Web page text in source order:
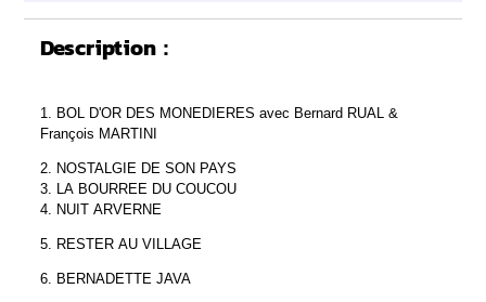
Description :
1. BOL D'OR DES MONEDIERES avec Bernard RUAL &
François MARTINI
2. NOSTALGIE DE SON PAYS
3. LA BOURREE DU COUCOU
4. NUIT ARVERNE
5. RESTER AU VILLAGE
6. BERNADETTE JAVA